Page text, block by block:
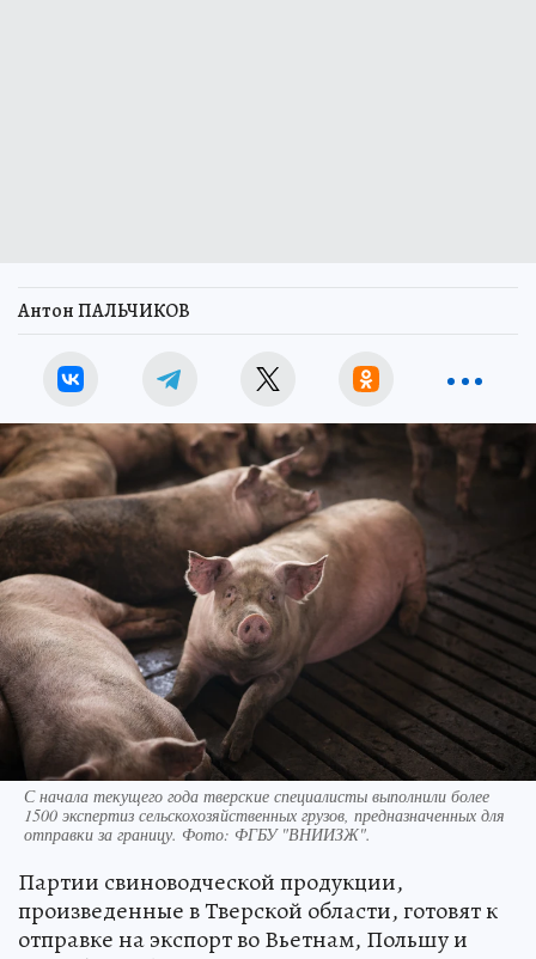
Антон ПАЛЬЧИКОВ
С начала текущего года тверские специалисты выполнили более
1500 экспертиз сельскохозяйственных грузов, предназначенных для
отправки за границу. Фото: ФГБУ "ВНИИЗЖ".
Партии свиноводческой продукции,
произведенные в Тверской области, готовят к
отправке на экспорт во Вьетнам, Польшу и